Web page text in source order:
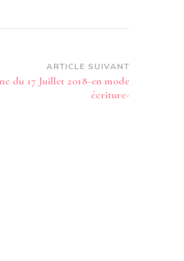
ARTICLE SUIVANT
du 17 Juillet 2018-en mode
écriture-